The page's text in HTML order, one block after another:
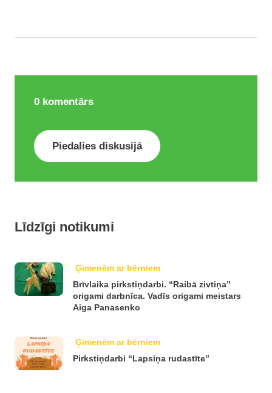
0 komentārs
Piedalies diskusijā
Līdzīgi notikumi
Ģimenēm ar bērniem
Brīvlaika pirkstiņdarbi. “Raibā zivtiņa”
origami darbnīca. Vadīs origami meistars
Aiga Panasenko
Ģimenēm ar bērniem
Pirkstiņdarbi “Lapsiņa rudastīte”